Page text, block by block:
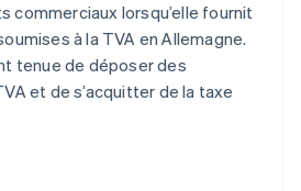
commerciaux lorsqu’elle fournit
à la TVA en Allemagne.
tenue de déposer des
et de s’acquitter de la taxe